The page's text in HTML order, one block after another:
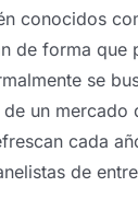
conocidos
de forma que
se
un mercado
cada
de